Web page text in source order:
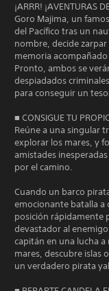
¡ARRR! ¡AVENTURAS
Goro Majima, un
del Pacífico tras un
nombre, decide
memoria
Pronto, ambos se
despiadados
para conseguir un
■ CONSIGUE TU
Reúne a una singular
explorar los mares, y
amistades
por el camino.
Cuando un barco
emocionante batalla a
posición rápidamente
devastador al
capitán en una lucha
mares, descubre islas
un verdadero pirata